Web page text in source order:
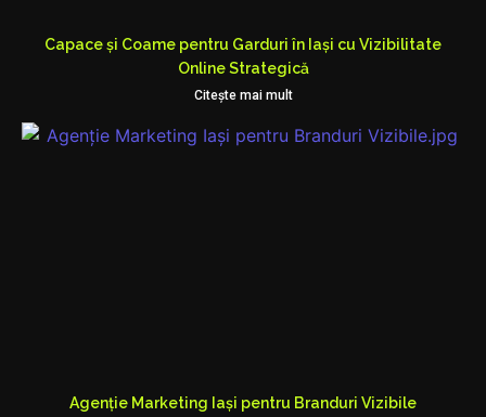
Capace și Coame pentru Garduri în Iași cu Vizibilitate
Online Strategică
Citeşte mai mult
Agenție Marketing Iași pentru Branduri Vizibile